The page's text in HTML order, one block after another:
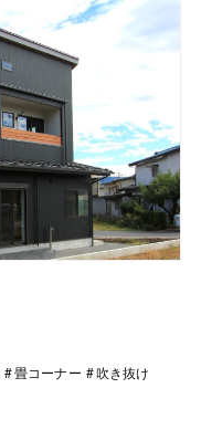
畳コーナー 吹き抜け